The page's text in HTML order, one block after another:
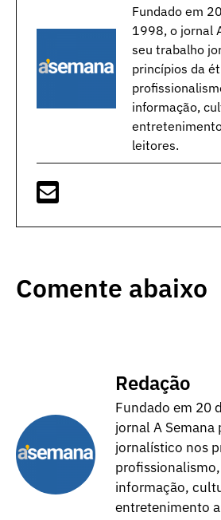
Fundado em
1998, o jornal
seu trabalho
princípios da
informação,
leitores.
Comente abaixo
Redação
Fundado em 20
jornal A
jornalístico nos
informação,
entretenimento